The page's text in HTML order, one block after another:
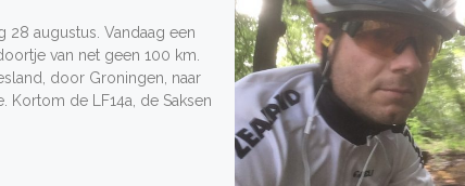
28 augustus. Vandaag een
van net geen 100 km.
door Groningen, naar
Kortom de LF14a, de Saksen